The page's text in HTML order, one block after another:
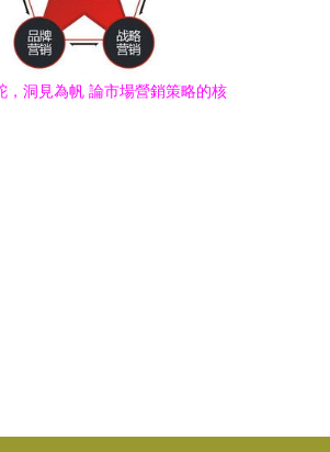
，洞見為帆 論市場營銷策略的核